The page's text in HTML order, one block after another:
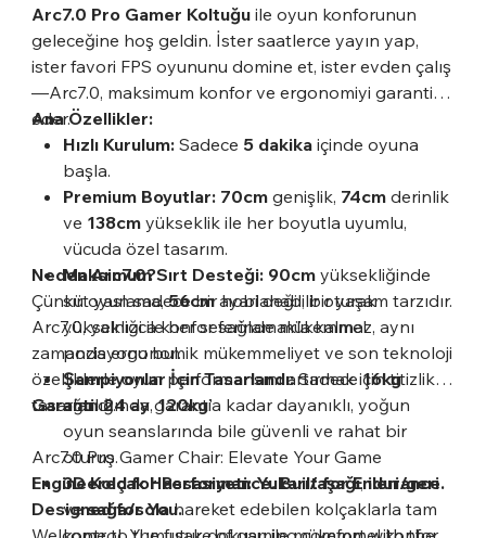
Arc7.0 Pro Gamer Koltuğu ile oyun konforunun
geleceğine hoş geldin. İster saatlerce yayın yap,
ister favori FPS oyununu domine et, ister evden çalış
—Arc7.0, maksimum konfor ve ergonomiyi garanti
eder.
Ana Özellikler:
Hızlı Kurulum: Sadece 5 dakika içinde oyuna
başla.
Premium Boyutlar: 70cm genişlik, 74cm derinlik
ve 138cm yükseklik ile her boyutla uyumlu,
vücuda özel tasarım.
Maksimum Sırt Desteği: 90cm yüksekliğinde
sırt yaslama,56cmayarlanabilir oturak
yüksekliği ile her seferinde mükemmel
pozisyonu bul.
Şampiyonlar İçin Tasarlandı:Sadece16kg
ağırlığında,120kg'a kadar dayanıklı, yoğun
oyun seanslarında bile güvenli ve rahat bir
oturuş.
3D Kolçak Hassasiyeti: Yukarı/aşağı,ileri/geri
vesağa/solahareket edebilen kolçaklarla tam
Neden Arc7.0?
Çünkü oyun sadece bir hobi değil, bir yaşam tarzıdır.
Arc7.0, yalnızca konfor sağlamakla kalmaz, aynı
zamanda ergonomik mükemmeliyet ve son teknoloji
özelliklerle oyun performansını artırmak için titizlikle
tasarlandı.
Garanti: 24 aygaranti
Arc7.0 Pro Gamer Chair: Elevate Your Game
Engineered for Performance. Built for Endurance.
Designed for You.